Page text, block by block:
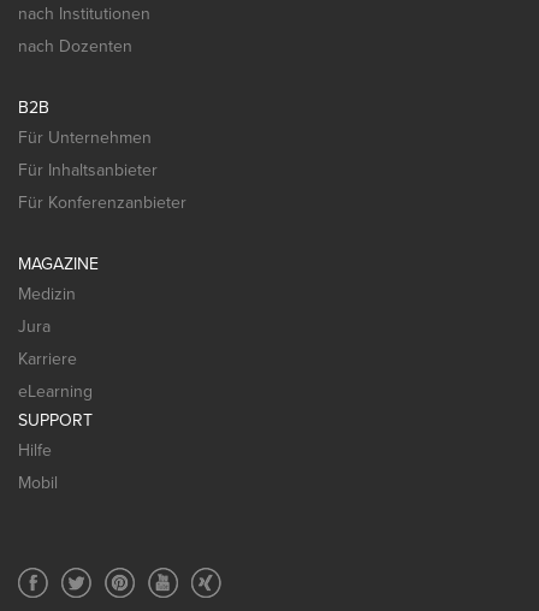
nach Institutionen
nach Dozenten
B2B
Für Unternehmen
Für Inhaltsanbieter
Für Konferenzanbieter
MAGAZINE
Medizin
Jura
Karriere
eLearning
SUPPORT
Hilfe
Mobil